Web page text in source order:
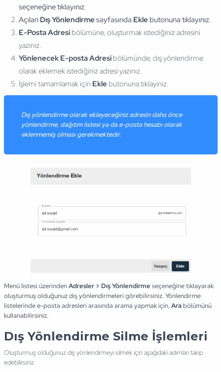
seçeneğine tıklayınız.
Açılan Dış Yönlendirmesayfasında Ekle butonuna tıklayınız.
E-Posta Adresibölümüne, oluşturmak istediğiniz adresini
yazınız.
Yönlenecek E-posta Adresibölümünde, dış yönlendirme
olarak eklemek istediğiniz adresi yazınız.
İşlemi tamamlamak için Ekle butonuna tıklayınız.
Dış yönlendirme olarak ekleyeceğiniz adresin daha önce
yönlendirme, dağıtım listesi ya da e-posta hesabı olarak
eklenmemiş olması gerekmektedir.
Menü listesi üzerindenAdresler > Dış Yönlendirme seçeneğine tıklayarak
oluşturmuş olduğunuz dış yönlendirmeleri görebilirsiniz. Yönlendirme
listelerinde e-posta adresleri arasında arama yapmak için,Arabölümünü
kullanabilirsiniz.
Dış Yönlendirme Silme İşlemleri
Oluşturmuş olduğunuz dış yönlendirmeyi silmek için aşağıdaki adımları takip
edebilirsiniz.